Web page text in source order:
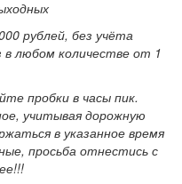
рублей, без учёта
любом количестве от 1
пробки в часы пик.
учитывая дорожную
в указанное время
просьба отнестись с